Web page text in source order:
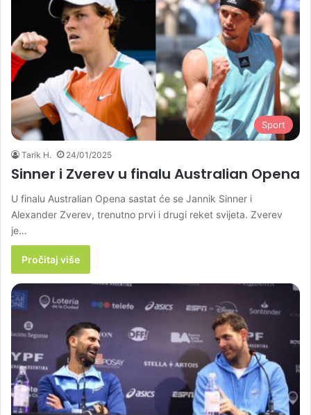
Sport
Tarik H. 24/01/2025
Sinner i Zverev u finalu Australian Opena
U finalu Australian Opena sastat će se Jannik Sinner i
Alexander Zverev, trenutno prvi i drugi reket svijeta. Zverev
je…
Pročitaj više